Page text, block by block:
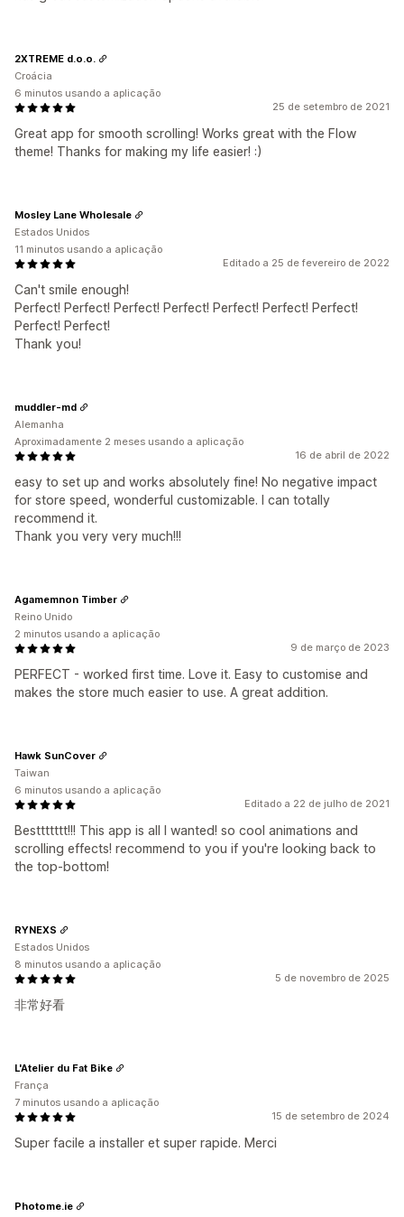
25 de setembro de 2021
Great app for smooth scrolling! Works great with the Flow
theme! Thanks for making my life easier! :)
2XTREME d.o.o.
Croácia
6 minutos usando a aplicação
Editado a 25 de fevereiro de 2022
Can't smile enough!
Perfect! Perfect! Perfect! Perfect! Perfect! Perfect! Perfect!
Perfect! Perfect!
Thank you!
Mosley Lane Wholesale
Estados Unidos
11 minutos usando a aplicação
16 de abril de 2022
easy to set up and works absolutely fine! No negative impact
for store speed, wonderful customizable. I can totally
recommend it.
Thank you very very much!!!
muddler-md
Alemanha
Aproximadamente 2 meses usando a aplicação
9 de março de 2023
PERFECT - worked first time. Love it. Easy to customise and
makes the store much easier to use. A great addition.
Agamemnon Timber
Reino Unido
2 minutos usando a aplicação
Editado a 22 de julho de 2021
Besttttttt!!! This app is all I wanted! so cool animations and
scrolling effects! recommend to you if you're looking back to
the top-bottom!
Hawk SunCover
Taiwan
6 minutos usando a aplicação
5 de novembro de 2025
非常好看
RYNEXS
Estados Unidos
8 minutos usando a aplicação
15 de setembro de 2024
Super facile a installer et super rapide. Merci
L'Atelier du Fat Bike
França
7 minutos usando a aplicação
Photome.ie